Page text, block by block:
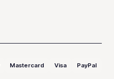
Mastercard Visa PayPal